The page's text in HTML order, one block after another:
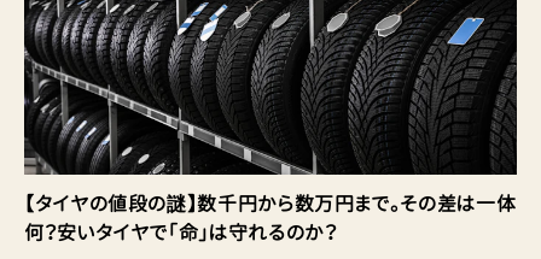
【タイヤの値段の謎】数千円から数万円まで。その差は一体
何？安いタイヤで「命」は守れるのか？